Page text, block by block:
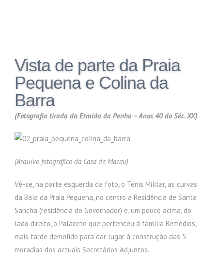
Vista de parte da Praia
Pequena e Colina da
Barra
(Fotografia tirada da Ermida da Penha – Anos 40 do Séc. XX)
(Arquivo fotográfico da Casa de Macau)
Vê-se, na parte esquerda da foto, o Ténis Militar, as curvas
da Baía da Praia Pequena, no centro a Residência de Santa
Sancha (residência do Governador) e, um pouco acima, do
lado direito, o Palacete que pertenceu à família Remédios,
mais tarde demolido para dar lugar à construção das 5
moradias dos actuais Secretários Adjuntos.